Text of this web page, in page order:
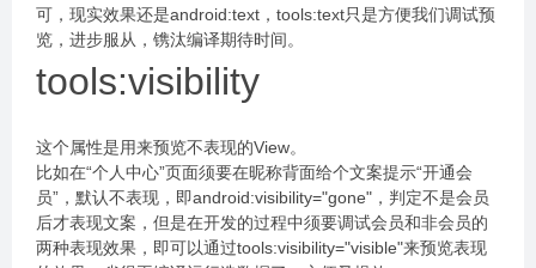
可，现实效果还是android:text，tools:text只是方便我们调试预
览，进步服从，镌汰编译期待时间。
tools:visibility
这个属性是用来预览不表现的View。
比如在“个人中心”页面须要在昵称背面给个文案提示“开通会
员”，默认不表现，即android:visibility="gone"，判定不是会员
后才表现文案，但是在开发的过程中须要调试会员和非会员的
两种表现效果，即可以通过tools:visibility="visible"来预览表现